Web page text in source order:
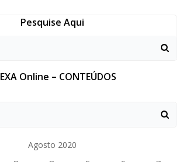
Pesquise Aqui
Online – CONTEÚDOS
Agosto 2020